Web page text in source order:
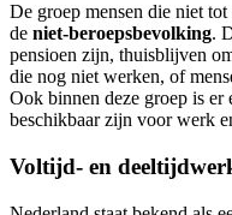
De groep mensen die niet
de niet-beroepsbevolking.
pensioen zijn, thuisblijven
die nog niet werken, of
Ook binnen deze groep is er
beschikbaar zijn voor werk
Voltijd- en